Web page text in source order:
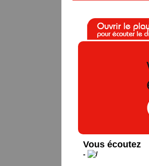
Vous écoutez
-